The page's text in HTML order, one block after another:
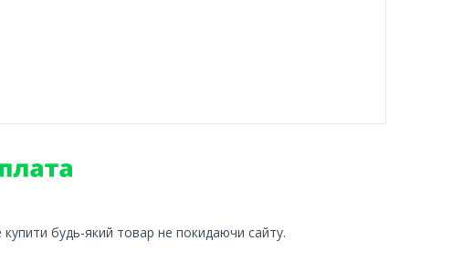
купити будь-який товар не покидаючи сайту.